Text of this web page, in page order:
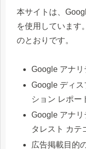
本サイトは、
を使用しています
のとおりです。
Google アナ
Google ディ
ション レポー
Google アナ
タレスト カテ
広告掲載目的